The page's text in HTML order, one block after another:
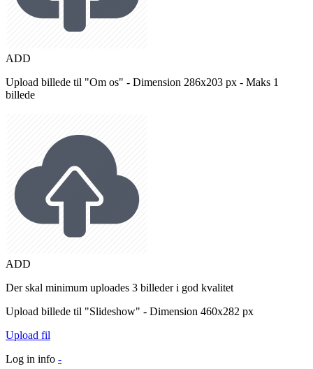
ADD
Upload billede til "Om os" - Dimension 286x203 px - Maks 1
billede
ADD
Der skal minimum uploades 3 billeder i god kvalitet
Upload billede til "Slideshow" - Dimension 460x282 px
Upload fil
Log in info -